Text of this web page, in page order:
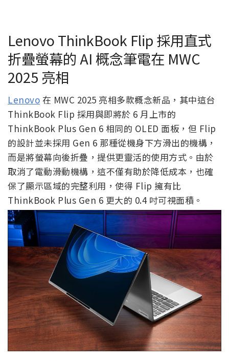
Lenovo ThinkBook Flip 採用直式
折疊螢幕的 AI 概念筆電在 MWC
2025 亮相
Lenovo 在 MWC 2025 亮相多款概念新品，其中這台
ThinkBook Flip 採用與即將於 6 月上市的
ThinkBook Plus Gen 6 相同的 OLED 面板，但 Flip
的設計並未採用 Gen 6 那種從機身下方滑出的機構，
而是將螢幕向後折疊，提供更靈活的使用方式。由於
取消了電動滑動機構，這不僅有助於降低成本，也確
保了顯示區域的完整利用，使得 Flip 擁有比
ThinkBook Plus Gen 6 更大的 0.4 吋可視面積。